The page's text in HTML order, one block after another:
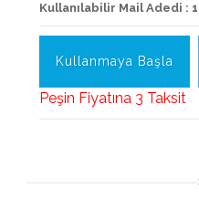
Kullanılabilir Mail Adedi :
Kullanmaya Başla
Peşin Fiyatına 3 Taksit